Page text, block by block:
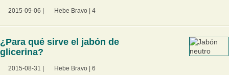
2015-09-06 Hebe Bravo 4
¿Para qué sirve el jabón de
glicerina?
2015-08-31 Hebe Bravo 6